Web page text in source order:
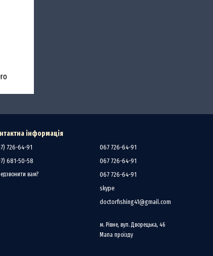
інформація
726-64-91
681-50-58
вам?
067 726-64-91
067 726-64-91
067 726-64-91
skype
doctorfishing41@gmail.com
м. Рівне, вул. Дворецька, 46
Мапа проїзду